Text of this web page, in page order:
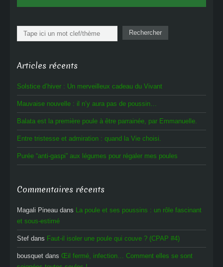
Rechercher Rechercher
Articles récents
Solstice d’hiver : Un merveilleux cadeau du Vivant
Mauvaise nouvelle : il n’y aura pas de poussin…
Balata est la première poule à être parrainée, par Emmanuelle.
Entre tristesse et admiration : quand la Vie choisi.
Purée “anti-gaspi” aux légumes pour régaler mes poules
Commentaires récents
Magali Pineau dans La poule et ses poussins : un rôle fascinant
et sous-estimé
Stef dans Faut-il isoler une poule qui couve ? (CPAP #4)
bousquet dans Œil fermé, infection… Comment elles se sont